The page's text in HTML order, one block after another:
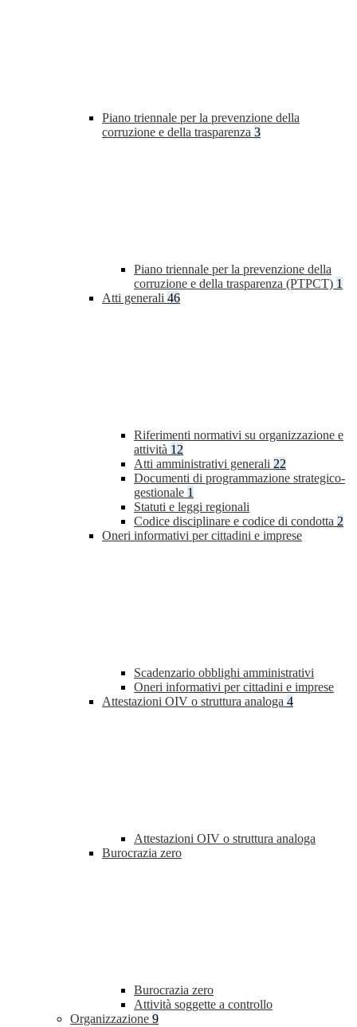
Piano triennale per la prevenzione della
corruzione e della trasparenza 3
Piano triennale per la prevenzione della
corruzione e della trasparenza (PTPCT) 1
Atti generali 46
Riferimenti normativi su organizzazione e
attività 12
Atti amministrativi generali 22
Documenti di programmazione strategico-
gestionale 1
Statuti e leggi regionali
Codice disciplinare e codice di condotta 2
Oneri informativi per cittadini e imprese
Scadenzario obblighi amministrativi
Oneri informativi per cittadini e imprese
Attestazioni OIV o struttura analoga 4
Attestazioni OIV o struttura analoga
Burocrazia zero
Burocrazia zero
Attività soggette a controllo
Organizzazione 9